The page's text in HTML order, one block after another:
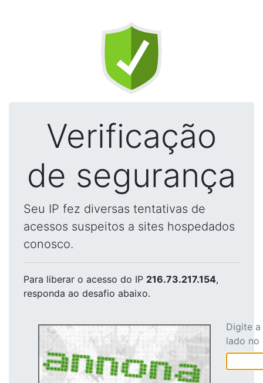
Verificação
de segurança
Seu IP fez diversas tentativas de
acessos suspeitos a sites hospedados
conosco.
Para liberar o acesso do IP 216.73.217.154,
responda ao desafio abaixo.
Digite
lado no